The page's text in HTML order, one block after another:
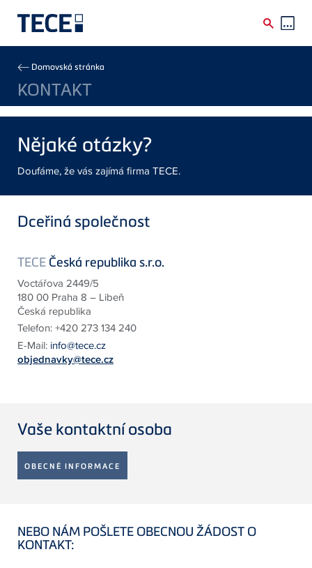
Breadcrumb
Domovská stránka
KONTAKT
Nějaké otázky?
Doufáme, že vás zajímá firma TECE.
Dceřiná společnost
TECE Česká republika s.r.o.
Voctářova 2449/5
180 00 Praha 8 – Libeň
Česká republika
Telefon:+420 273 134 240
E-Mail: info@tece.cz
objednavky@tece.cz
Vaše kontaktní osoba
OBECNÉ INFORMACE
NEBO NÁM POŠLETE OBECNOU ŽÁDOST O
KONTAKT: